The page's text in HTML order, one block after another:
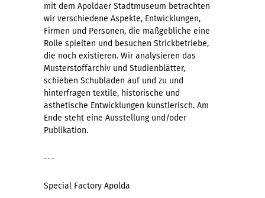
mit dem Apoldaer Stadtmuseum betrachten
wir verschiedene Aspekte, Entwicklungen,
Firmen und Personen, die maßgebliche eine
Rolle spielten und besuchen Strickbetriebe,
die noch existieren. Wir analysieren das
Musterstoffarchiv und Studienblätter,
schieben Schubladen auf und zu und
hinterfragen textile, historische und
ästhetische Entwicklungen künstlerisch. Am
Ende steht eine Ausstellung und/oder
Publikation.
---
Special Factory Apolda